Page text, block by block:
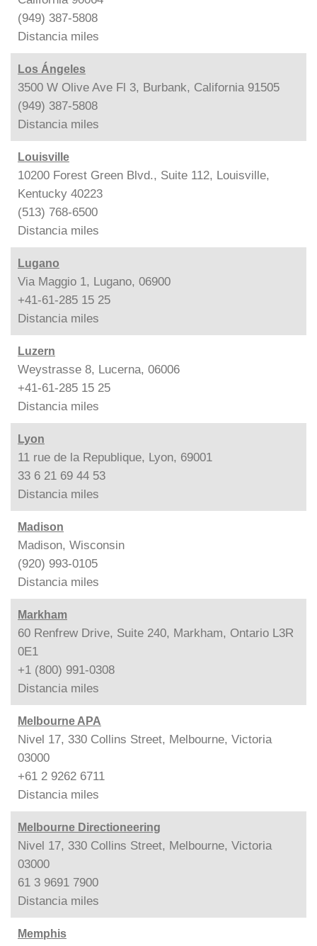
(949) 387-5808
Distancia miles
Los Ángeles
3500 W Olive Ave Fl 3, Burbank, California 91505
(949) 387-5808
Distancia miles
Louisville
10200 Forest Green Blvd., Suite 112, Louisville,
Kentucky 40223
(513) 768-6500
Distancia miles
Lugano
Via Maggio 1, Lugano, 06900
+41-61-285 15 25
Distancia miles
Luzern
Weystrasse 8, Lucerna, 06006
+41-61-285 15 25
Distancia miles
Lyon
11 rue de la Republique, Lyon, 69001
33 6 21 69 44 53
Distancia miles
Madison
Madison, Wisconsin
(920) 993-0105
Distancia miles
Markham
60 Renfrew Drive, Suite 240, Markham, Ontario L3R
0E1
+1 (800) 991-0308
Distancia miles
Melbourne APA
Nivel 17, 330 Collins Street, Melbourne, Victoria
03000
+61 2 9262 6711
Distancia miles
Melbourne Directioneering
Nivel 17, 330 Collins Street, Melbourne, Victoria
03000
61 3 9691 7900
Distancia miles
Memphis